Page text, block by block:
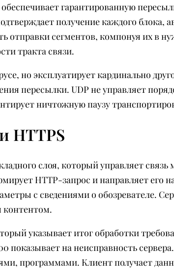
гарантированную
получение каждого блока,
отправки сегментов, компонуя их в
тракта связи.
но эксплуатирует кардинально
пересылки. UDP не управляет
ничтожную паузу
HTTPS
слоя, который управляет
HTTP-запрос и направляет
с сведениями о обозревателе.
контентом.
указывает итог обработки
показывает на неисправность
программами. Клиент получает